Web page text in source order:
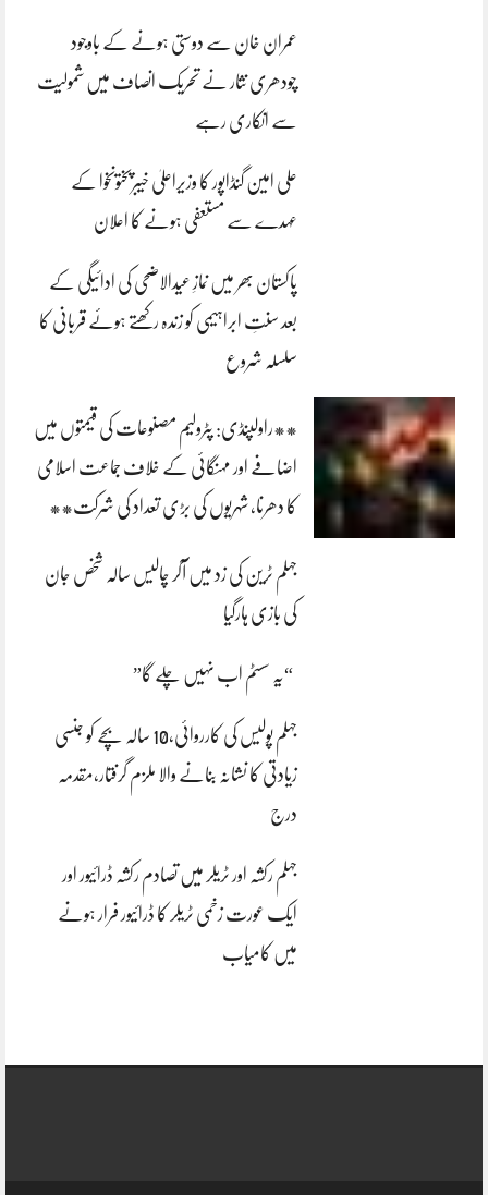
عمران خان سے دوستی ہونے کے باوجود
چودھری نثار نے تحریک انصاف میں شمولیت
سے انکاری رہے
علی امین گنڈاپور کا وزیراعلیٰ خیبرپختونخوا کے
عہدے سے مستعفی ہونے کا اعلان
پاکستان بھر میں نمازِ عیدالاضحی کی ادائیگی کے
بعد سنتِ ابراہیمی کو زندہ رکھتے ہوئے قربانی کا
سلسلہ شروع
**راولپنڈی: پٹرولیم مصنوعات کی قیمتوں میں
اضافے اور مہنگائی کے خلاف جماعت اسلامی
کا دھرنا، شہریوں کی بڑی تعداد کی شرکت**
جہلم ٹرین کی زد میں آکر چالیس سالہ شخص جان
کی بازی ہارگیا
“یہ سسٹم اب نہیں چلے گا”
جہلم پولیس کی کارروائی،10 سالہ بچے کو جنسی
زیادتی کا نشانہ بنانے والا ملزم گرفتار،مقدمہ
درج
جہلم رکشہ اور ٹریلر میں تصادم رکشہ ڈرائیور اور
ایک عورت زخمی ٹریلر کا ڈرائیور فرار ہونے
میں کامیاب